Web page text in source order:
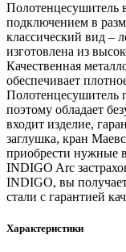
Полотенцесушитель
подключением в
классический вид –
изготовлена из
Качественная
обеспечивает
Полотенцесушитель
поэтому обладает
входит изделие,
заглушка, кран
приобрести нужные
INDIGO Arc
INDIGO, вы
стали с гарантией
Характеристики